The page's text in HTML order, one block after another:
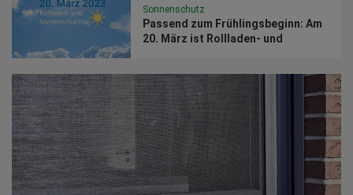
Sonnenschutz
Passend zum Frühlingsbeginn: Am
20. März ist Rollladen- und